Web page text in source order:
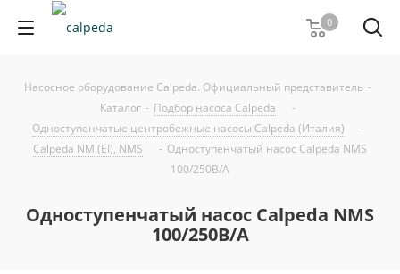
0
Насосное оборудование Calpeda. Официальный представитель -
Каталог - Подбор насоса Calpeda
-
Одноступенчатые центробежные насосы Calpeda (Италия)
-
Calpeda NM (EI), NMS
- Одноступенчатый насос Calpeda NMS
100/250B/A
Одноступенчатый насос Calpeda NMS
100/250B/A